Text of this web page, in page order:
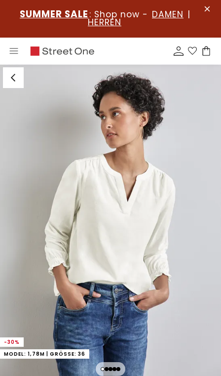
SUMMER SALE : Shop now - DAMEN |
HERREN
-30%
MODEL: 1,78M | GRÖSSE: 36